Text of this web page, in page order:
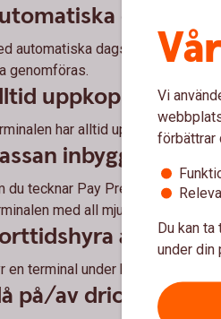
dagsavslut
automatiska dagsavslut i
genomföras.
uppkopplad
har alltid uppkoppling via
inbyggd i
du tecknar Pay Premium kan du,
med all mjukvara på
av
en terminal under kortare
på/av
Vi
förbättrar
Du kan
under din